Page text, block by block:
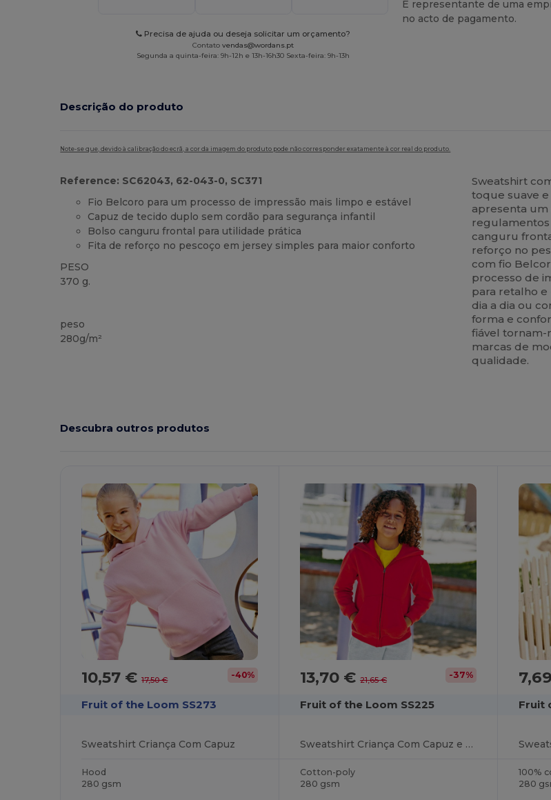
Precisa de ajuda ou deseja solicitar um orçamento?
Contatovendas@wordans.pt
Segunda a quinta-feira: 9h-12h e 13h-16h30 Sexta-feira: 9h-13h
É representante de uma
no acto de pagamento.
Descrição do produto
Note-se que, devido à calibração do ecrã, a cor da imagem do produto pode não corresponder exatamente à cor real do produto.
Reference: SC62043, 62-043-0, SC371
Fio Belcoro para um processo de impressão mais limpo e estável
Capuz de tecido duplo sem cordão para segurança infantil
Bolso canguru frontal para utilidade prática
Fita de reforço no pescoço em jersey simples para maior conforto
PESO
370 g.
peso
280g/m²
Sweatshirt
toque suave
apresenta
regulamentos
canguru
reforço no
com fio
processo de
para retalho e
dia a dia ou
forma e
fiável tornam-
marcas de
qualidade.
Descubra outros produtos
Personalize-
10,57 €17,50 € -40%
Fruit of the Loom SS273
Sweatshirt Criança Com Capuz
Hood
280 gsm
13,70 € 21,65 € -37%
Fruit of the Loom SS225
Sweatshirt Criança Com Capuz e Zíper
Cotton-poly
280 gsm
Fruit
100%
280